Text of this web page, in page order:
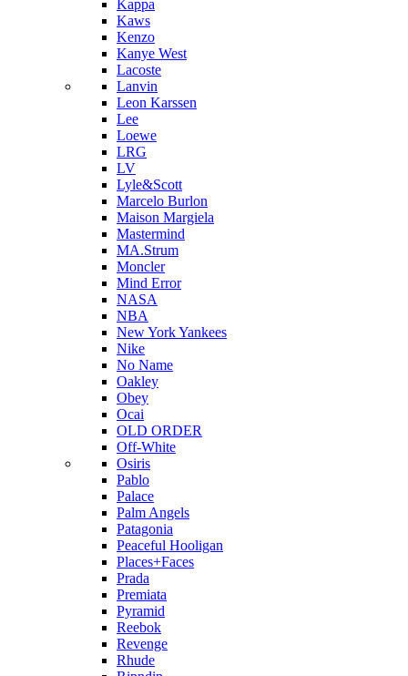
Kappa
Kaws
Kenzo
Kanye West
Lacoste
Lanvin
Leon Karssen
Lee
Loewe
LRG
LV
Lyle&Scott
Marcelo Burlon
Maison Margiela
Mastermind
MA.Strum
Moncler
Mind Error
NASA
NBA
New York Yankees
Nike
No Name
Oakley
Obey
Ocai
OLD ORDER
Off-White
Osiris
Pablo
Palace
Palm Angels
Patagonia
Peaceful Hooligan
Places+Faces
Prada
Premiata
Pyramid
Reebok
Revenge
Rhude